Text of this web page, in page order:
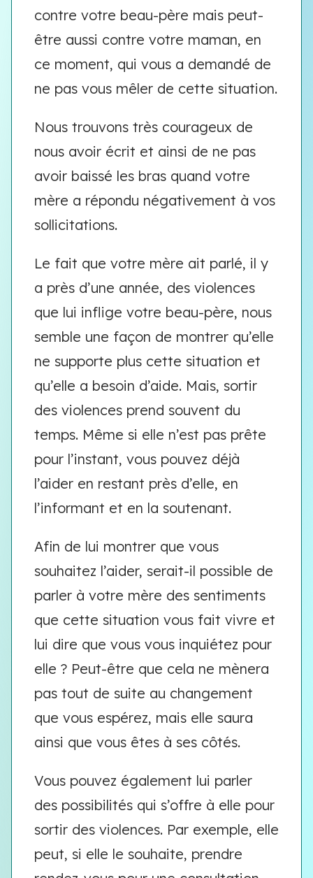
contre votre beau-père mais peut-
être aussi contre votre maman, en
ce moment, qui vous a demandé de
ne pas vous mêler de cette situation.
Nous trouvons très courageux de
nous avoir écrit et ainsi de ne pas
avoir baissé les bras quand votre
mère a répondu négativement à vos
sollicitations.
Le fait que votre mère ait parlé, il y
a près d’une année, des violences
que lui inflige votre beau-père, nous
semble une façon de montrer qu’elle
ne supporte plus cette situation et
qu’elle a besoin d’aide. Mais, sortir
des violences prend souvent du
temps. Même si elle n’est pas prête
pour l’instant, vous pouvez déjà
l’aider en restant près d’elle, en
l’informant et en la soutenant.
Afin de lui montrer que vous
souhaitez l’aider, serait-il possible de
parler à votre mère des sentiments
que cette situation vous fait vivre et
lui dire que vous vous inquiétez pour
elle ? Peut-être que cela ne mènera
pas tout de suite au changement
que vous espérez, mais elle saura
ainsi que vous êtes à ses côtés.
Vous pouvez également lui parler
des possibilités qui s’offre à elle pour
sortir des violences. Par exemple, elle
peut, si elle le souhaite, prendre